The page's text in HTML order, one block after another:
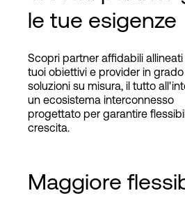
le tue esigenze
Scopri partner affidabili
tuoi obiettivi e provider in
soluzioni su misura, il tutto
un ecosistema interconnesso
progettato per garantire
crescita.
Maggiore